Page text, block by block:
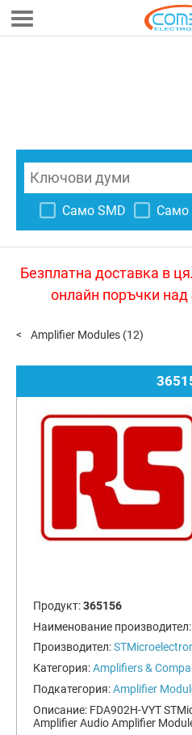
Само SMD Само
Безплатна доставка в
онлайн поръчки
Amplifier Modules (12)
Продукт:365156
Наименование производител:
Производител:
Категория:Amplifiers &
Подкатегория:Amplifier
Описание: FDA902H-VYT
Amplifier Audio Amplifier